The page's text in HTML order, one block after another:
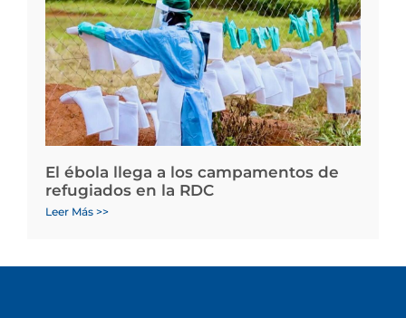
El ébola llega a los campamentos de
refugiados en la RDC
Leer Más >>